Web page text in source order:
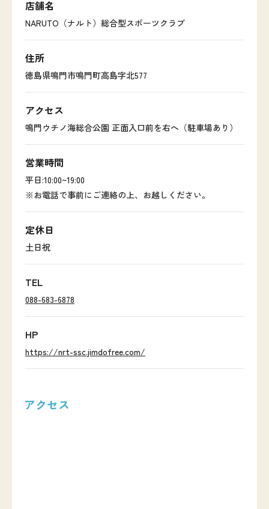
店舗名
NARUTO（ナルト）総合型スポーツクラブ
住所
徳島県鳴門市鳴門町高島字北577
アクセス
鳴門ウチノ海総合公園 正面入口前を右へ（駐車場あり）
営業時間
平日:10:00~19:00
※お電話で事前にご連絡の上、お越しください。
定休日
土日祝
TEL
088-683-6878
HP
https://nrt-ssc.jimdofree.com/
アクセス